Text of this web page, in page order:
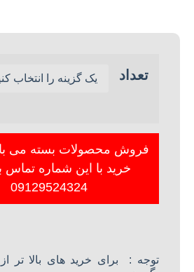
تعداد
فروش محصولات بسته می
خرید با این شماره تماس
09129524324